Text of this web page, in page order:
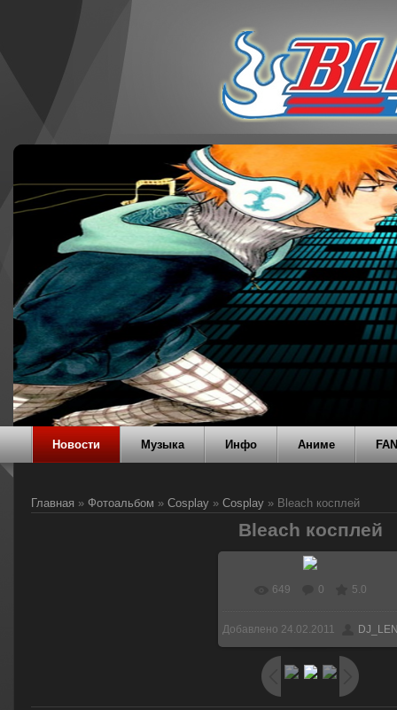
Новости Музыка Инфо Аниме
Главная » Фотоальбом » Cosplay » Cosplay » Bleach косплей
Bleach косплей
В реальном размере
604x455/ 35.4Kb
649 0 5.0
Добавлено 24.02.2011